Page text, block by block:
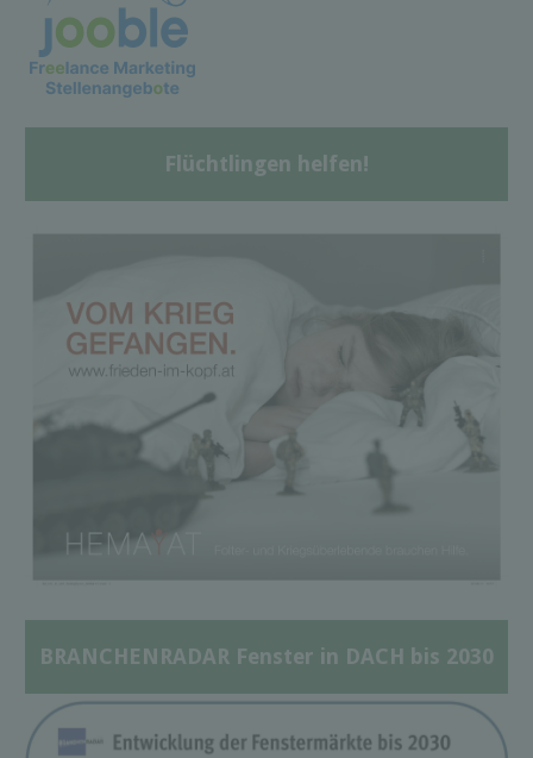
Flüchtlingen helfen!
BRANCHENRADAR Fenster in DACH bis 2030